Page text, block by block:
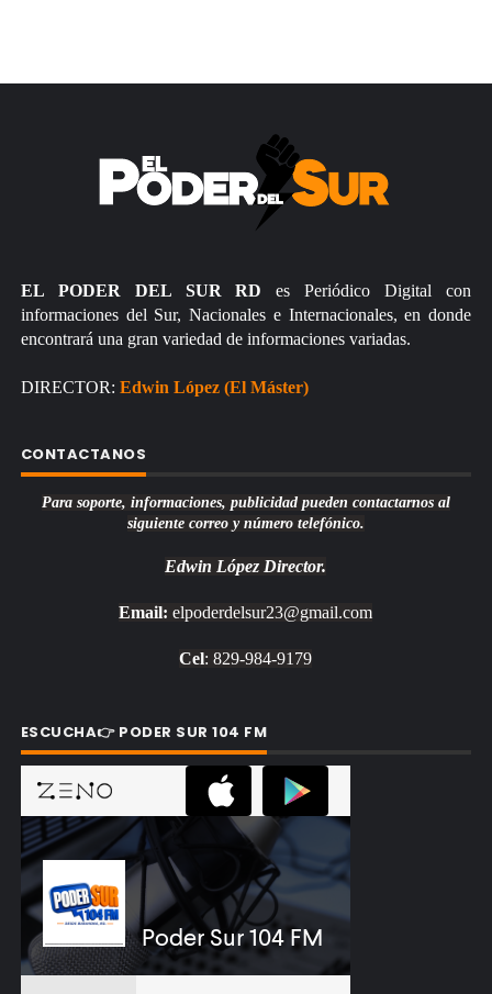
EL PODER DEL SUR RD es Periódico Digital con
informaciones del Sur, Nacionales e Internacionales, en donde
encontrará una gran variedad de informaciones variadas.
DIRECTOR: Edwin López (El Máster)
CONTACTANOS
Para soporte, informaciones, publicidad pueden contactarnos al
siguiente correo y número telefónico.
Edwin López Director.
Email: elpoderdelsur23@gmail.com
Cel: 829-984-9179
ESCUCHA👉 PODER SUR 104 FM